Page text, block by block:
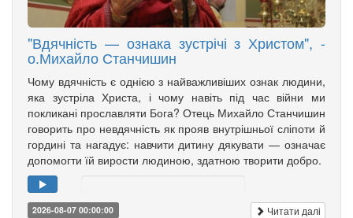
"Вдячність — ознака зустрічі з Христом", -
о.Михайло Станчишин
Чому вдячність є однією з найважливіших ознак людини,
яка зустріла Христа, і чому навіть під час війни ми
покликані прославляти Бога? Отець Михайло Станчишин
говорить про невдячність як прояв внутрішньої сліпоти й
гордині та нагадує: навчити дитину дякувати — означає
допомогти їй вирости людиною, здатною творити добро.
2026-08-07 00:00:00 Читати далі